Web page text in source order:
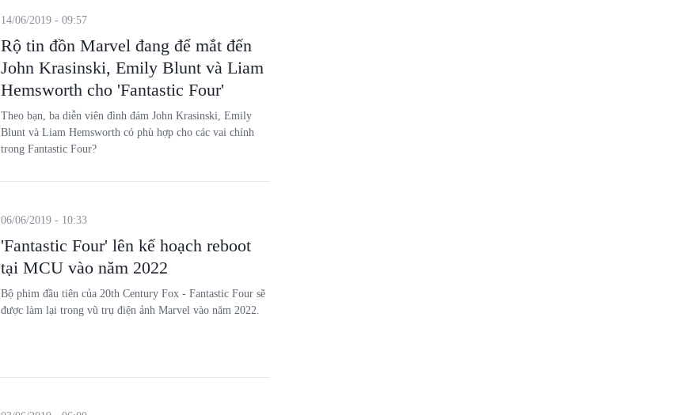
Rộ tin đồn Marvel đang để mắt đến
John Krasinski, Emily Blunt và Liam
Hemsworth cho 'Fantastic Four'
14/06/2019 - 09:57
Theo bạn, ba diễn viên đình đám John Krasinski, Emily
Blunt và Liam Hemsworth có phù hợp cho các vai chính
trong Fantastic Four?
'Fantastic Four' lên kế hoạch reboot
tại MCU vào năm 2022
06/06/2019 - 10:33
Bộ phim đầu tiên của 20th Century Fox - Fantastic Four sẽ
được làm lại trong vũ trụ điện ảnh Marvel vào năm 2022.